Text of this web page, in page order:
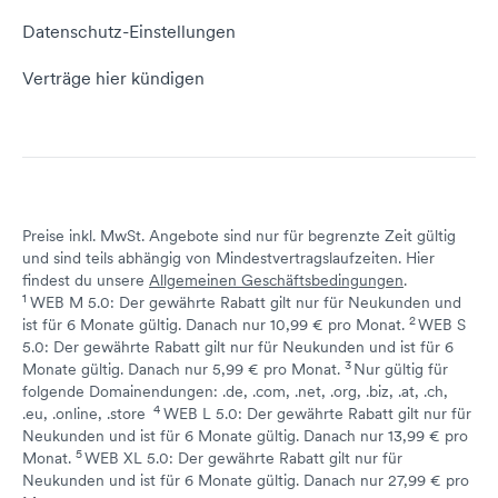
👍🏻 👎🏻
der Antwort helfen?
+49 231 2866 200oder
support@dogado.de
Schön, dass ich dir
helfen konnte.
Tut mir leid, du erreichst
uns unter:
+49 231 2866 200 oder
support@dogado.de
Schön, dass ich dir
helfen konnte.
Tut mir leid, du erreichst
uns unter:
+49 231 2866 200oder
support@dogado.de
Schön, dass ich dir
helfen konnte.
Tut mir leid, du erreichst
uns unter:
+49 231 2866 200oder
support@dogado.de
Alternativ kannst du natürlich unseren
Baukasten
verwenden.
der Antwort helfen?
gehören einfach dazu.
Domain Reseller
Status dogado.de
Datenschutz-Einstellungen
Verträge hier kündigen
Preise inkl. MwSt. Angebote sind nur für begrenzte Zeit gültig
und sind teils abhängig von Mindestvertragslaufzeiten. Hier
findest du unsere Allgemeinen Geschäftsbedingungen.
1 WEB M 5.0: Der gewährte Rabatt gilt nur für Neukunden und
ist für 6 Monate gültig. Danach nur 10,99 € pro Monat.↩ 1
↩ 2
2 WEB S
5.0: Der gewährte Rabatt gilt nur für Neukunden und ist für 6
Monate gültig. Danach nur 5,99 € pro Monat.↩ 1
3 Nur gültig für
folgende Domainendungen: .de, .com, .net, .org, .biz, .at, .ch,
.eu, .online, .store ↩ 1
↩ 2
↩ 3
↩ 4
4 WEB L 5.0: Der gewährte Rabatt gilt nur für
Neukunden und ist für 6 Monate gültig. Danach nur 13,99 € pro
Monat.↩ 1
5 WEB XL 5.0: Der gewährte Rabatt gilt nur für
Neukunden und ist für 6 Monate gültig. Danach nur 27,99 € pro